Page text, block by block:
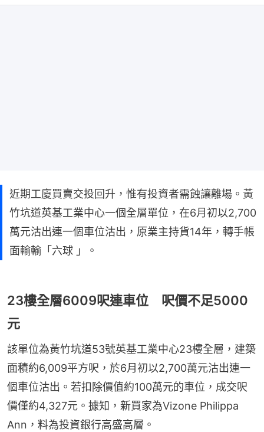
近期工廈買賣交投回升，惟有投資者需蝕讓離場。黃
竹坑道英基工業中心一個全層單位，在6月初以2,700
萬元沽出連一個車位沽出，原業主持貨14年，轉手帳
面輸輸「六球 」。
23樓全層6009呎連車位 呎價不足5000
元
該單位為黃竹坑道53號英基工業中心23樓全層，建築
面積約6,009平方呎，於6月初以2,700萬元沽出連一
個車位沽出。若扣除價值約100萬元的車位，成交呎
價僅約4,327元。據知，新買家為Vizone Philippa
Ann，料為投資銀行高盛高層。